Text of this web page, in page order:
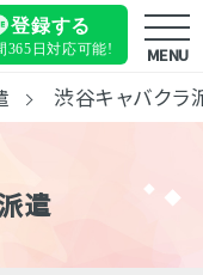
登録する
365日対応可能! MENU
渋谷キャバクラ
遣